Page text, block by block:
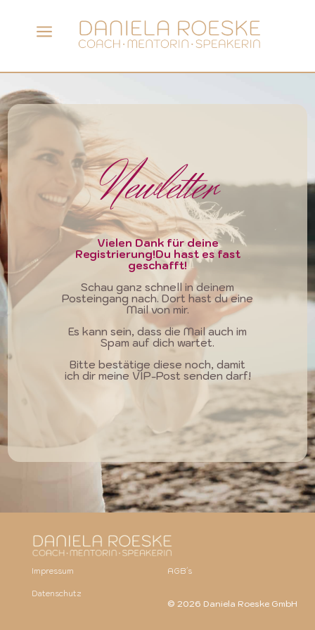
a
Newletter
Vielen Dank für deine
Registrierung!Du hast es fast
geschafft!
Schau ganz schnell in deinem
Posteingang nach. Dort hast du eine
Mail von mir.
Es kann sein, dass die Mail auch im
Spam auf dich wartet.
Bitte bestätige diese noch, damit
ich dir meine VIP-Post senden darf!
Impressum
Datenschutz
AGB´s
© 2026 Daniela Roeske GmbH